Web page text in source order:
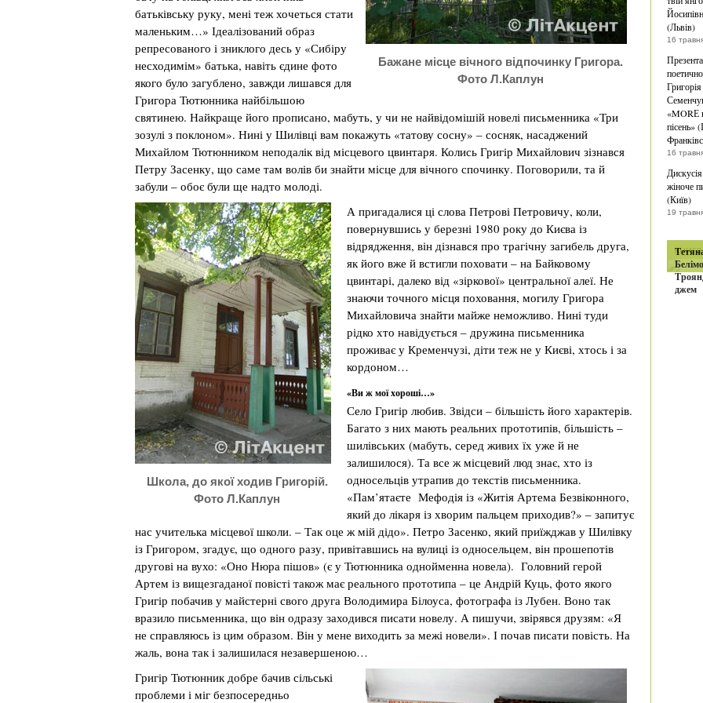
Бажане місце вічного відпочинку Григора.
Фото Л.Каплун
батьківську руку, мені теж хочеться стати
маленьким…» Ідеалізований образ
репресованого і зниклого десь у «Сибіру
несходимім» батька, навіть єдине фото
якого було загублено, завжди лишався для
Григора Тютюнника найбільшою
святинею. Найкраще його прописано, мабуть, у чи не найвідомішій новелі письменника «Три
зозулі з поклоном». Нині у Шилівці вам покажуть «татову сосну» – сосняк, насаджений
Михайлом Тютюнником неподалік від місцевого цвинтаря. Колись Григір Михайлович зізнався
Петру Засенку, що саме там волів би знайти місце для вічного спочинку. Поговорили, та й
забули – обоє були ще надто молоді.
Школа, до якої ходив Григорій.
Фото Л.Каплун
А пригадалися ці слова Петрові Петровичу, коли,
повернувшись у березні 1980 року до Києва із
відрядження, він дізнався про трагічну загибель друга,
як його вже й встигли поховати – на Байковому
цвинтарі, далеко від «зіркової» центральної алеї. Не
знаючи точного місця поховання, могилу Григора
Михайловича знайти майже неможливо. Нині туди
рідко хто навідується – дружина письменника
проживає у Кременчузі, діти теж не у Києві, хтось і за
кордоном…
«Ви ж мої хороші…»
Село Григір любив. Звідси – більшість його характерів.
Багато з них мають реальних прототипів, більшість –
шилівських (мабуть, серед живих їх уже й не
залишилося). Та все ж місцевий люд знає, хто із
односельців утрапив до текстів письменника.
«Пам’ятаєте Мефодія із «Житія Артема Безвіконного,
який до лікаря із хворим пальцем приходив?» – запитує
нас учителька місцевої школи. – Так оце ж мій дідо». Петро Засенко, який приїжджав у Шилівку
із Григором, згадує, що одного разу, привітавшись на вулиці із односельцем, він прошепотів
другові на вухо: «Оно Нюра пішов» (є у Тютюнника однойменна новела). Головний герой
Артем із вищезгаданої повісті також має реального прототипа – це Андрій Куць, фото якого
Григір побачив у майстерні свого друга Володимира Білоуса, фотографа із Лубен. Воно так
вразило письменника, що він одразу заходився писати новелу. А пишучи, звірявся друзям: «Я
не справляюсь із цим образом. Він у мене виходить за межі новели». І почав писати повість. На
жаль, вона так і залишилася незавершеною…
Григір Тютюнник добре бачив сільські
проблеми і міг безпосередньо
(Львів)
16
Григорія
«MORЕ
пісень»
16
жіноче
(Київ)
19
джем